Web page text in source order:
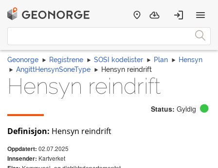
Geonorge Registrene SOSI kodelister Plan
Hensyn
AngittHensynSoneType
Hensyn reindrift
Hensyn reindrift
Status: Gyldig
Definisjon: Hensyn reindrift
Oppdatert: 02.07.2025
Innsender: Kartverket